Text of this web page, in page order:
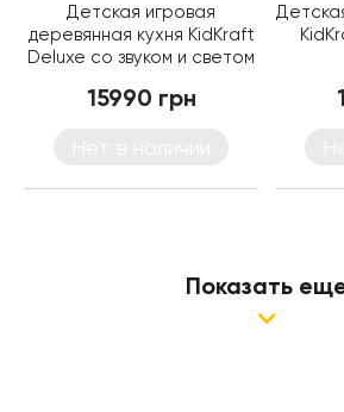
Детская игровая
деревянная кухня KidKraft
Deluxe со звуком и светом
15990 грн
Показать